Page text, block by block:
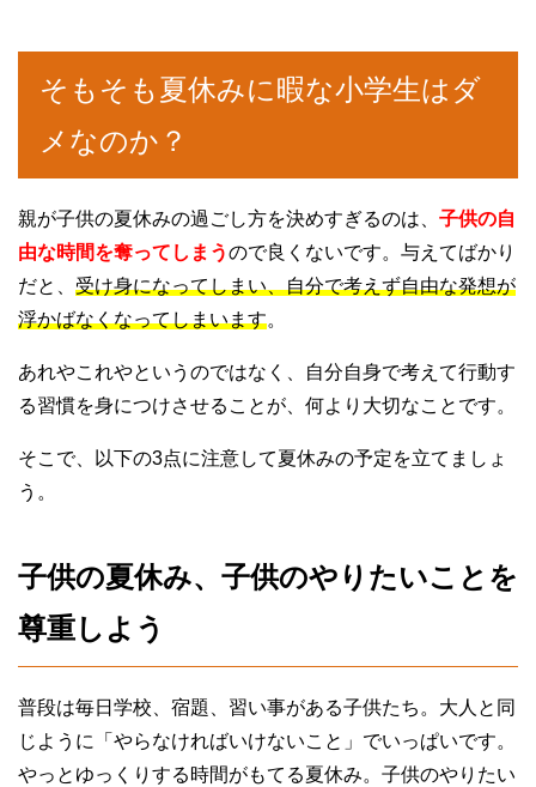
そもそも夏休みに暇な小学生はダ
メなのか？
親が子供の夏休みの過ごし方を決めすぎるのは、 子供の自
由な時間を奪ってしまうので良くないです。与えてばかり
だと、 受け身になってしまい、自分で考えず自由な発想が
浮かばなくなってしまいます。
あれやこれやというのではなく、自分自身で考えて行動す
る習慣を身につけさせることが、何より大切なことです。
そこで、以下の3点に注意して夏休みの予定を立てましょ
う。
子供の夏休み、子供のやりたいことを
尊重しよう
普段は毎日学校、宿題、習い事がある子供たち。大人と同
じように「やらなければいけないこと」でいっぱいです。
やっとゆっくりする時間がもてる夏休み。子供のやりたい